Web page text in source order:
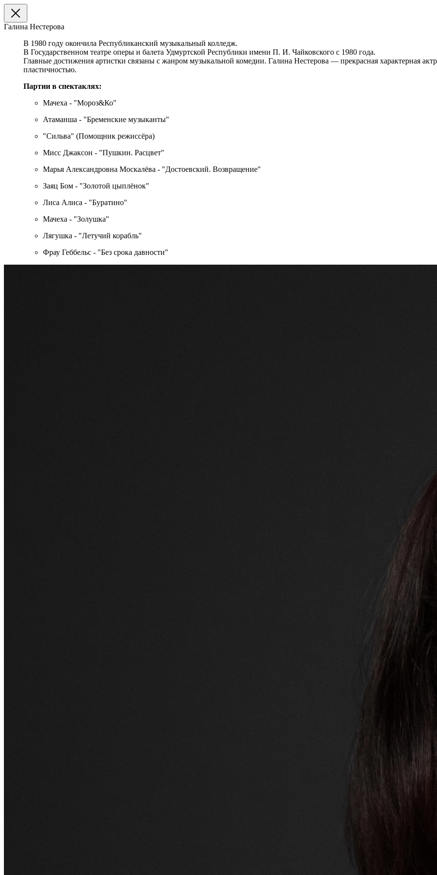
Галина Нестерова
В 1980 году окончила Республиканский музыкальный колледж.
В Государственном театре оперы и балета Удмуртской Республики имени П. И. Чайковского с 1980 года.
Главные достижения артистки связаны с жанром музыкальной комедии. Галина Нестерова — прекрасная характерная
пластичностью.
Партии в спектаклях:
Мачеха - "Мороз&Ко"
Атаманша - "Бременские музыканты"
"Сильва" (Помощник режиссёра)
Мисс Джаксон - "Пушкин. Расцвет"
Марья Александровна Москалёва - "Достоевский. Возвращение"
Заяц Бом - "Золотой цыплёнок"
Лиса Алиса - "Буратино"
Мачеха - "Золушка"
Лягушка - "Летучий корабль"
Фрау Геббельс - "Без срока давности"